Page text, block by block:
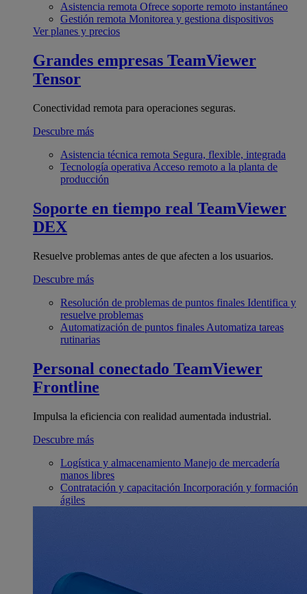
Asistencia remota Ofrece soporte remoto instantáneo
Gestión remota Monitorea y gestiona dispositivos
Ver planes y precios
Grandes empresas TeamViewer
Tensor
Conectividad remota para operaciones seguras.
Descubre más
Asistencia técnica remota Segura, flexible, integrada
Tecnología operativa Acceso remoto a la planta de
producción
Soporte en tiempo real TeamViewer
DEX
Resuelve problemas antes de que afecten a los usuarios.
Descubre más
Resolución de problemas de puntos finales Identifica y
resuelve problemas
Automatización de puntos finales Automatiza tareas
rutinarias
Personal conectado TeamViewer
Frontline
Impulsa la eficiencia con realidad aumentada industrial.
Descubre más
Logística y almacenamiento Manejo de mercadería
manos libres
Contratación y capacitación Incorporación y formación
ágiles